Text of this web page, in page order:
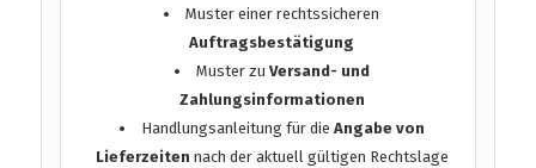
Muster einer rechtssicheren
Auftragsbestätigung
Muster zu Versand- und
Zahlungsinformationen
Handlungsanleitung für die Angabe von
Lieferzeiten nach der aktuell gültigen Rechtslage